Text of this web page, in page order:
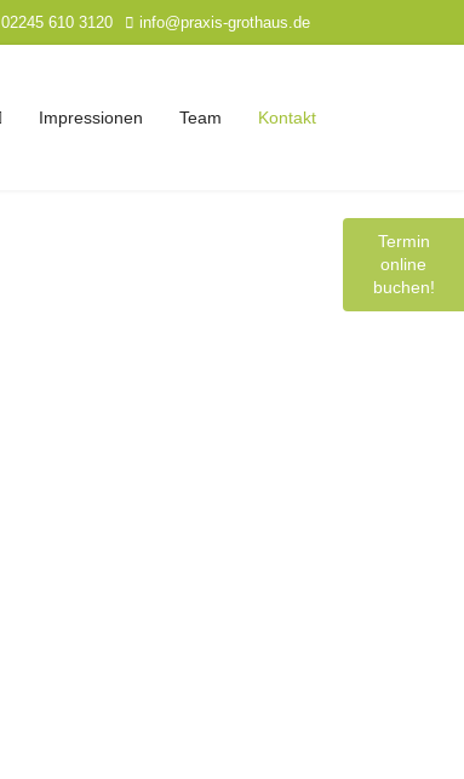
02245 610 3120 info@praxis-grothaus.de
Impressionen Team Kontakt
Termin
online
buchen!